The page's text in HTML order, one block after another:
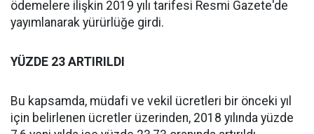
ödemelere ilişkin 2019 yılı tarifesi Resmi Gazete'de
yayımlanarak yürürlüğe girdi.
YÜZDE 23 ARTIRILDI
Bu kapsamda, müdafi ve vekil ücretleri bir önceki yıl
için belirlenen ücretler üzerinden, 2018 yılında yüzde